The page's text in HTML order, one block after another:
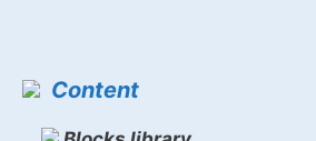
Content